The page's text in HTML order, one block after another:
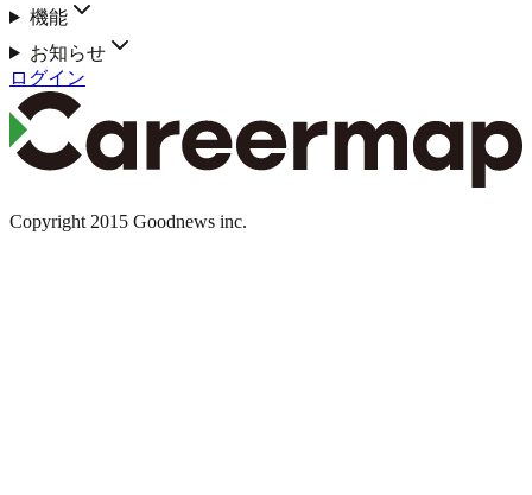
機能
お知らせ
ログイン
Copyright 2015 Goodnews inc.